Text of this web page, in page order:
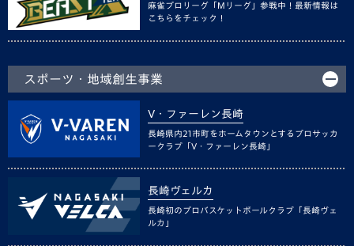
麻雀プロリーグ「Mリーグ」参戦中！最新情報は
こちらをチェック！
スポーツ・地域創生事業
V・ファーレン長崎
長崎県内21市町をホームタウンとするプロサッカ
ークラブ「V・ファーレン長崎」
長崎ヴェルカ
長崎初のプロバスケットボールクラブ「長崎ヴェ
ルカ」